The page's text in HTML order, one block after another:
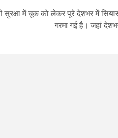
सुरक्षा में चूक को लेकर पूरे देशभर में
गरमा गई है। जहां